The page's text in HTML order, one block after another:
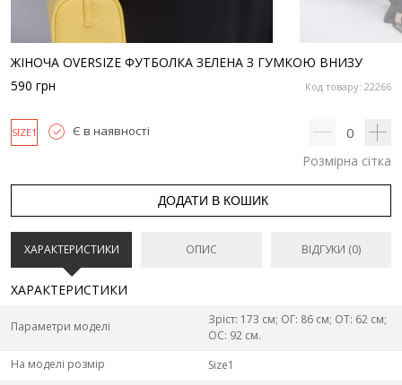
ЖІНОЧА OVERSIZE ФУТБОЛКА ЗЕЛЕНА З ГУМКОЮ ВНИЗУ
Код товару: 22266
590 грн
SIZE1 Є в наявності 0
Розмірна сітка
ДОДАТИ В КОШИК
ХАРАКТЕРИСТИКИ ОПИС ВІДГУКИ (0)
ХАРАКТЕРИСТИКИ
Параметри моделі
Зріст: 173 см; ОГ: 86 см; ОТ: 62 см;
ОС: 92 см.
На моделі розмір
Size1